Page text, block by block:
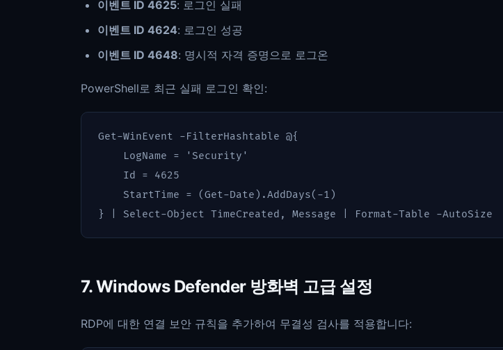
이벤트 ID 4625: 로그인 실패
이벤트 ID 4624: 로그인 성공
이벤트 ID 4648: 명시적 자격 증명으로 로그온
PowerShell로 최근 실패 로그인 확인:
Get-WinEvent -FilterHashtable @{
LogName
=
'Security'
Id
=
4625
StartTime
= (Get-Date ).AddDays(-1 )
}
Select-Object TimeCreated , Message Format-Table -AutoSize
7. Windows Defender 방화벽 고급 설정
RDP에 대한 연결 보안 규칙을 추가하여 무결성 검사를 적용합니다: